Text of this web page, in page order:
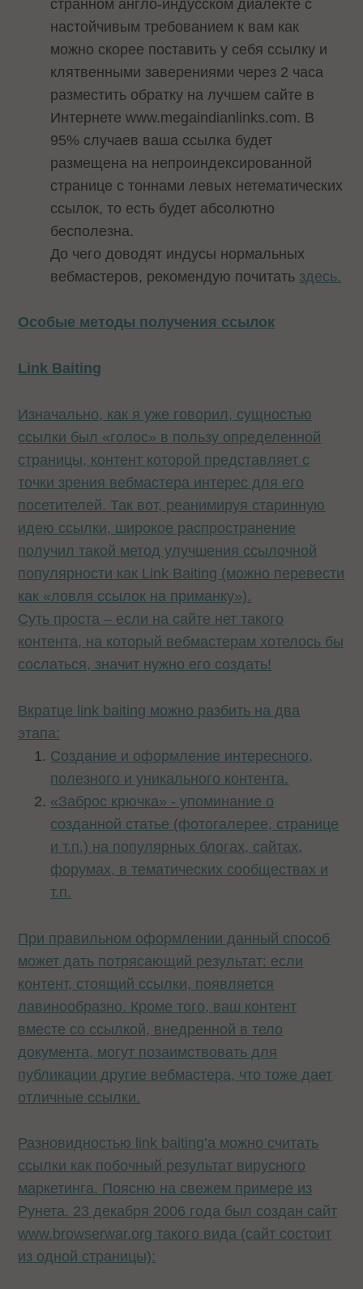
странном англо-индусском диалекте с
настойчивым требованием к вам как
можно скорее поставить у себя ссылку и
клятвенными заверениями через 2 часа
разместить обратку на лучшем сайте в
Интернете www.megaindianlinks.com. В
95% случаев ваша ссылка будет
размещена на непроиндексированной
странице с тоннами левых нетематических
ссылок, то есть будет абсолютно
бесполезна.
До чего доводят индусы нормальных
вебмастеров, рекомендую почитать здесь.
Особые методы получения ссылок
Link Baiting
Изначально, как я уже говорил, сущностью
ссылки был «голос» в пользу определенной
страницы, контент которой представляет с
точки зрения вебмастера интерес для его
посетителей. Так вот, реанимируя старинную
идею ссылки, широкое распространение
получил такой метод улучшения ссылочной
популярности как Link Baiting (можно перевести
как «ловля ссылок на приманку»).
Суть проста – если на сайте нет такого
контента, на который вебмастерам хотелось бы
сослаться, значит нужно его создать!
Вкратце link baiting можно разбить на два
этапа:
Создание и оформление интересного,
полезного и уникального контента.
«Заброс крючка» - упоминание о
созданной статье (фотогалерее, странице
и т.п.) на популярных блогах, сайтах,
форумах, в тематических сообществах и
т.п.
При правильном оформлении данный способ
может дать потрясающий результат: если
контент, стоящий ссылки, появляется
лавинообразно. Кроме того, ваш контент
вместе со ссылкой, внедренной в тело
документа, могут позаимствовать для
публикации другие вебмастера, что тоже дает
отличные ссылки.
Разновидностью link baiting’a можно считать
ссылки как побочный результат вирусного
маркетинга. Поясню на свежем примере из
Рунета. 23 декабря 2006 года был создан сайт
www.browserwar.org такого вида (сайт состоит
из одной страницы):